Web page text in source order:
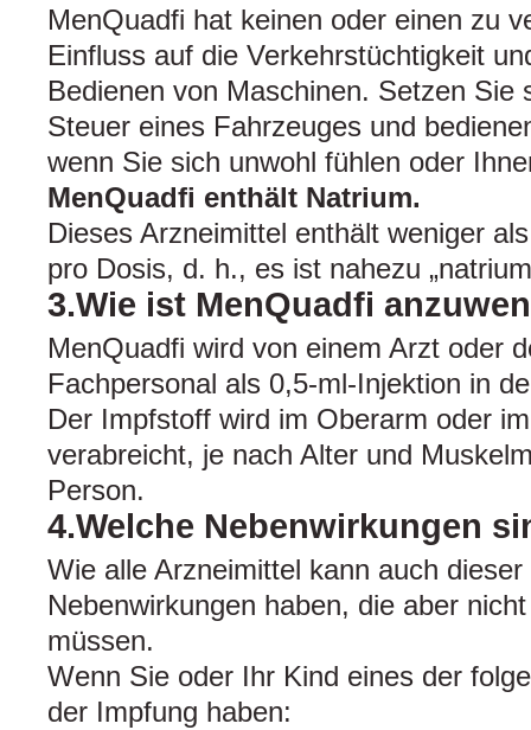
MenQuadfi hat keinen oder einen zu
Einfluss auf die Verkehrstüchtigkeit
Bedienen von Maschinen. Setzen Sie
Steuer eines Fahrzeuges und
wenn Sie sich unwohl fühlen oder
MenQuadfi enthält Natrium.
Dieses Arzneimittel enthält weniger
pro Dosis, d. h., es ist nahezu
3.Wie ist MenQuadfi
MenQuadfi wird von einem Arzt oder
Fachpersonal als 0,5-ml-Injektion in
Der Impfstoff wird im Oberarm oder
verabreicht, je nach Alter und
Person.
4.Welche Nebenwirkungen
Wie alle Arzneimittel kann auch
Nebenwirkungen haben, die aber
müssen.
Wenn Sie oder Ihr Kind eines der
der Impfung haben: